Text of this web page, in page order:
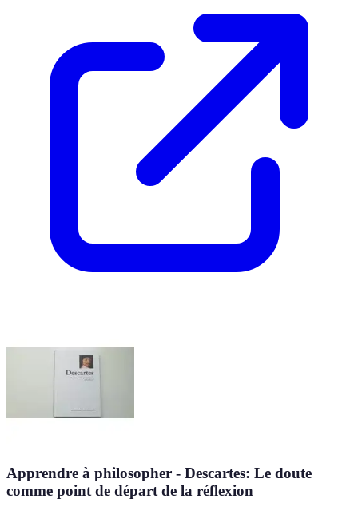
Apprendre à philosopher - Descartes: Le doute
comme point de départ de la réflexion